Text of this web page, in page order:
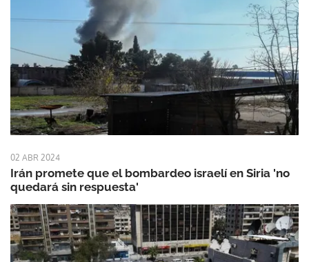
02 ABR 2024
Irán promete que el bombardeo israelí en Siria 'no
quedará sin respuesta'